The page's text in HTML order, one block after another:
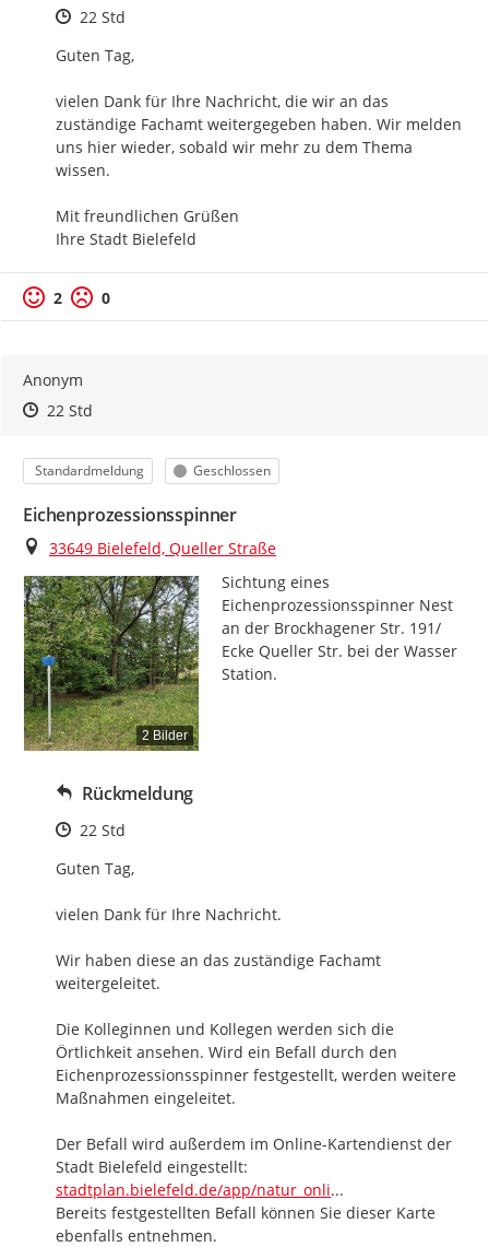
Zeitpunkt des Erstellens
22 Std
Guten Tag,
vielen Dank für Ihre Nachricht, die wir an das
zuständige Fachamt weitergegeben haben. Wir melden
uns hier wieder, sobald wir mehr zu dem Thema
wissen.
Mit freundlichen Grüßen
Ihre Stadt Bielefeld
2 0
Anonym
Zeitpunkt des Erstellens
Zeitpunkt des Erstellens
22 StdZur Äußerung
Kategorie
Standardmeldung Status
Geschlossen
Eichenprozessionsspinner
Ort
33649 Bielefeld, Queller Straße
2 Bilder
Sichtung eines
Eichenprozessionsspinner Nest
an der Brockhagener Str. 191/
Ecke Queller Str. bei der Wasser
Station.
Rückmeldung
Zeitpunkt des Erstellens
22 Std
Guten Tag,
vielen Dank für Ihre Nachricht.
Wir haben diese an das zuständige Fachamt
weitergeleitet.
Die Kolleginnen und Kollegen werden sich die
Örtlichkeit ansehen. Wird ein Befall durch den
Eichenprozessionsspinner festgestellt, werden weitere
Maßnahmen eingeleitet.
Der Befall wird außerdem im Online-Kartendienst der
Stadt Bielefeld eingestellt:
stadtplan.bielefeld.de/app/natur_online/
...
Bereits festgestellten Befall können Sie dieser Karte
ebenfalls entnehmen.